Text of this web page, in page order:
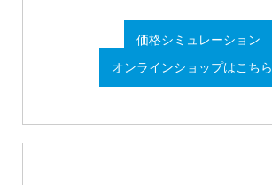
価格シミュレーション
オンラインショップはこちら